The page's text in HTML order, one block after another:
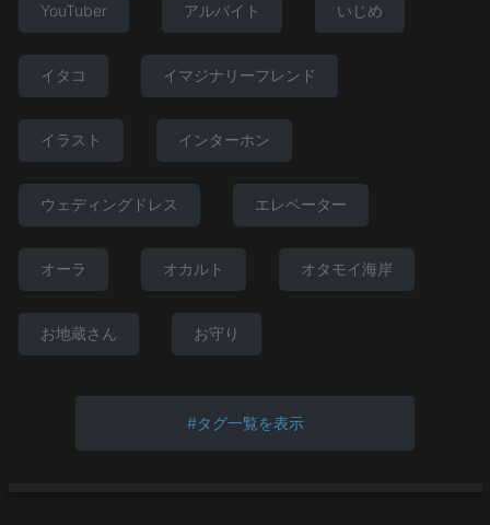
YouTuber アルバイト いじめ
イタコ イマジナリーフレンド
イラスト インターホン
ウェディングドレス エレベーター
オーラ オカルト オタモイ海岸
お地蔵さん お守り
タグ一覧を表示